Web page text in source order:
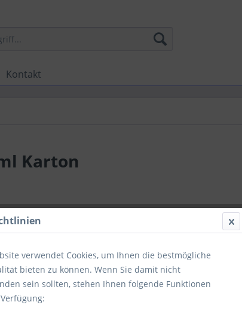
Kontakt
Karton
€
zzgl. MwSt.zzgl.
Sofort
verwendet Cookies, um Ihnen die bestmögliche
bieten zu können. Wenn Sie damit nicht
sein sollten, stehen Ihnen folgende Funktionen